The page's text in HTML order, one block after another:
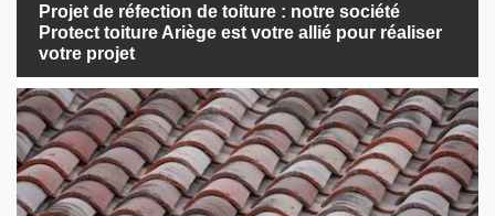
Projet de réfection de toiture : notre société
Protect toiture Ariège est votre allié pour réaliser
votre projet